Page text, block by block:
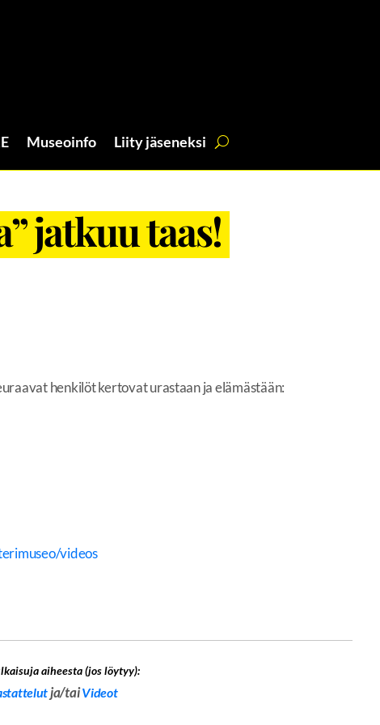
Museoinfo Liity jäseneksi
jatkuu taas!
henkilöt kertovat urastaan ja elämästään:
videos
aiheesta (jos löytyy):
ja/taiVideot